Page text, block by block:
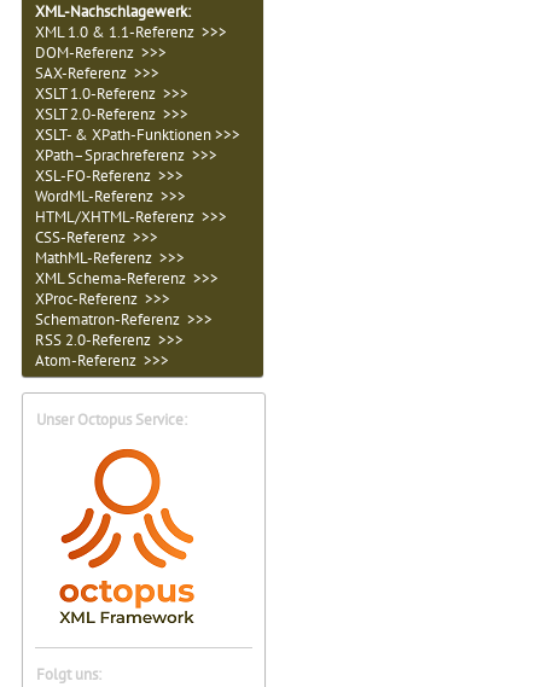
XML-Nachschlagewerk:
XML 1.0 & 1.1-Referenz >>>
DOM-Referenz >>>
SAX-Referenz >>>
XSLT 1.0-Referenz >>>
XSLT 2.0-Referenz >>>
XSLT- & XPath-Funktionen >>>
XPath–Sprachreferenz >>>
XSL-FO-Referenz >>>
WordML-Referenz >>>
HTML/XHTML-Referenz >>>
CSS-Referenz >>>
MathML-Referenz >>>
XML Schema-Referenz >>>
XProc-Referenz >>>
Schematron-Referenz >>>
RSS 2.0-Referenz >>>
Atom-Referenz >>>
Unser Octopus Service:
Folgt uns: